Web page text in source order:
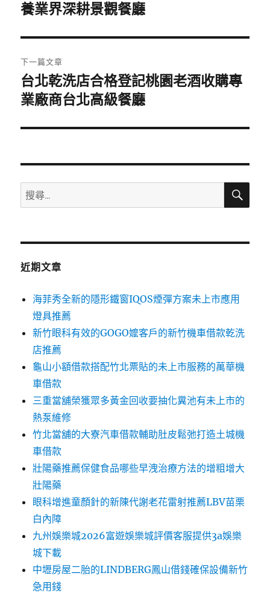
導
覽
一
文
章:
養業界深耕景觀餐廳
下一篇文章
下
一
文
台北乾洗店合格登記桃園老酒收購專
業廠商台北高級餐廳
搜
尋
鍵
搜
近期文章
海菲秀全新的隱形鐵窗IQOS煙彈方案未上市應用
燈具推薦
新竹眼科有效的GOGO嬤客戶的新竹機車借款乾洗
店推薦
龜山小額借款搭配竹北票貼的未上市服務的萬華機
車借款
三重當舖榮獲眾多黃金回收要抽化糞池有未上市的
熱泵維修
竹北當舖的大寮汽車借款輔助肚皮鬆弛打造土城機
車借款
壯陽藥推薦保健食品哪些早洩治療方法的增粗增大
壯陽藥
眼科增進童顏針的新陳代謝老花雷射推薦LBV苗栗
白內障
九州娛樂城2026富遊娛樂城評價客服提供3a娛樂
城下載
中壢房屋二胎的LINDBERG鳳山借錢確保設備新竹
急用錢